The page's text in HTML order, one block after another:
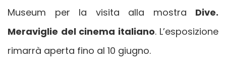
Museum per la visita alla mostra Dive.
Meraviglie del cinema italiano. L’esposizione
rimarrà aperta fino al 10 giugno.